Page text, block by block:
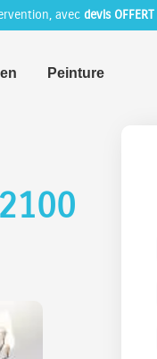
avec devis OFFERT
Peinture